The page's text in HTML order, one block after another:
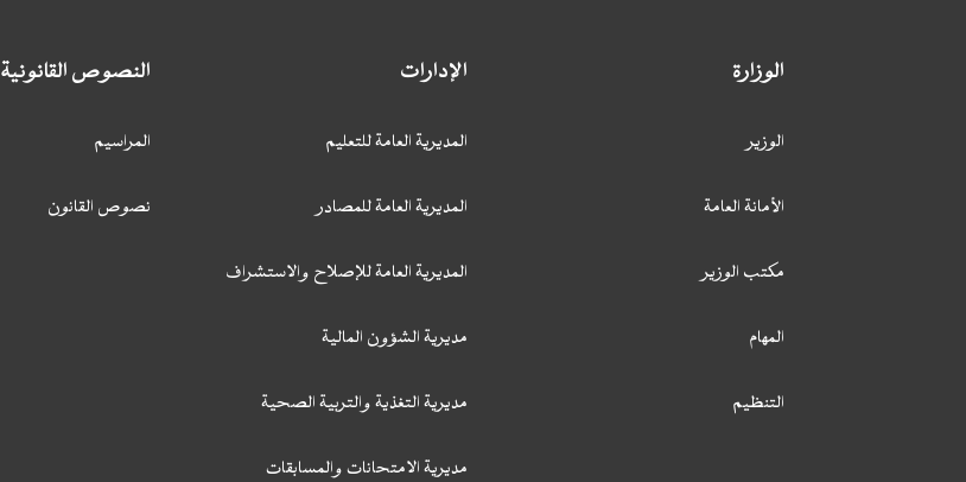
النصوص القانونية
المراسيم
نصوص القانون
الإدارات
المديرية العامة للتعليم
المديرية العامة للمصادر
المديرية العامة للإصلاح والاستشراف
مديرية الشؤون المالية
مديرية التغذية والتربية الصحية
مديرية الامتحانات والمسابقات
الوزارة
الوزير
الأمانة العامة
مكتب الوزير
المهام
التنظيم